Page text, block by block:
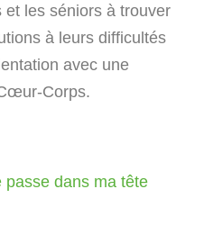
les séniors à trouver
à leurs difficultés
avec une
Corps.
passe dans ma tête